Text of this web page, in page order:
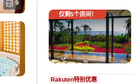
9
仅剩5个房间！
Rakuten特别优惠